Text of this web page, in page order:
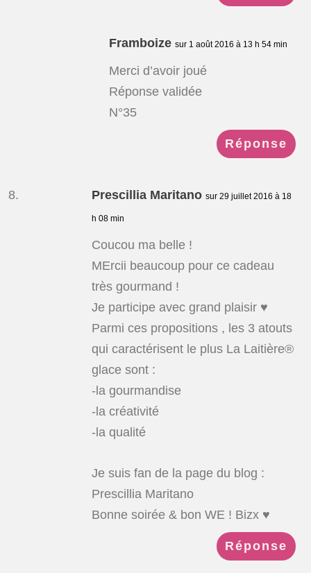
Framboize sur 1 août 2016 à 13 h 54 min
Merci d’avoir joué
Réponse validée
N°35
Réponse
Prescillia Maritano sur 29 juillet 2016 à 18
h 08 min
Coucou ma belle !
MErcii beaucoup pour ce cadeau
très gourmand !
Je participe avec grand plaisir ♥
Parmi ces propositions , les 3 atouts
qui caractérisent le plus La Laitière®
glace sont :
-la gourmandise
-la créativité
-la qualité
Je suis fan de la page du blog :
Prescillia Maritano
Bonne soirée & bon WE ! Bizx ♥
Réponse